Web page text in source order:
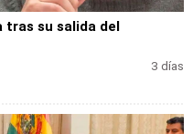
tras su salida del
3 días